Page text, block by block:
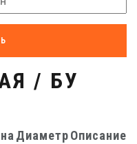
/ БУ
ДиаметрОписание